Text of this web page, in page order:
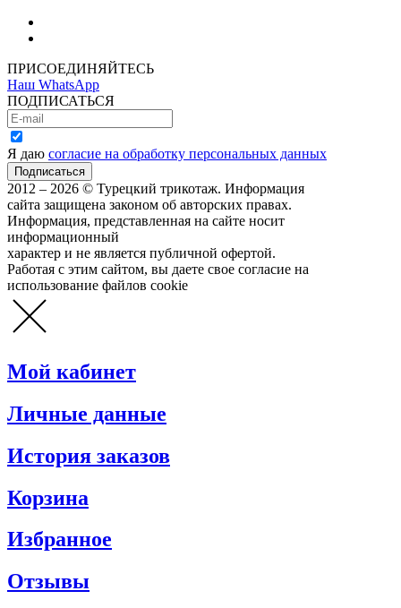
ПРИСОЕДИНЯЙТЕСЬ
Наш WhatsApp
ПОДПИСАТЬСЯ
Я даю согласие на обработку персональных данных
2012 – 2026 © Турецкий трикотаж. Информация
сайта защищена законом об авторских правах.
Информация, представленная на сайте носит
информационный
характер и не является публичной офертой.
Работая с этим сайтом, вы даете свое согласие на
использование файлов cookie
Мой кабинет
Личные данные
История заказов
Корзина
Избранное
Отзывы